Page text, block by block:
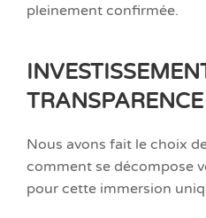
pleinement confirmée.
TRANSPARENCE
Nous avons fait le choix
comment se décompose
pour cette immersion